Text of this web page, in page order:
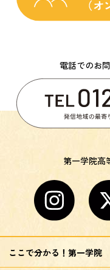
電話でのお
第一学院高
ここで分かる！第一学院